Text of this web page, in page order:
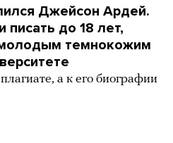
Джейсон Ардей.
писать до 18 лет,
темнокожим
а к его биографии